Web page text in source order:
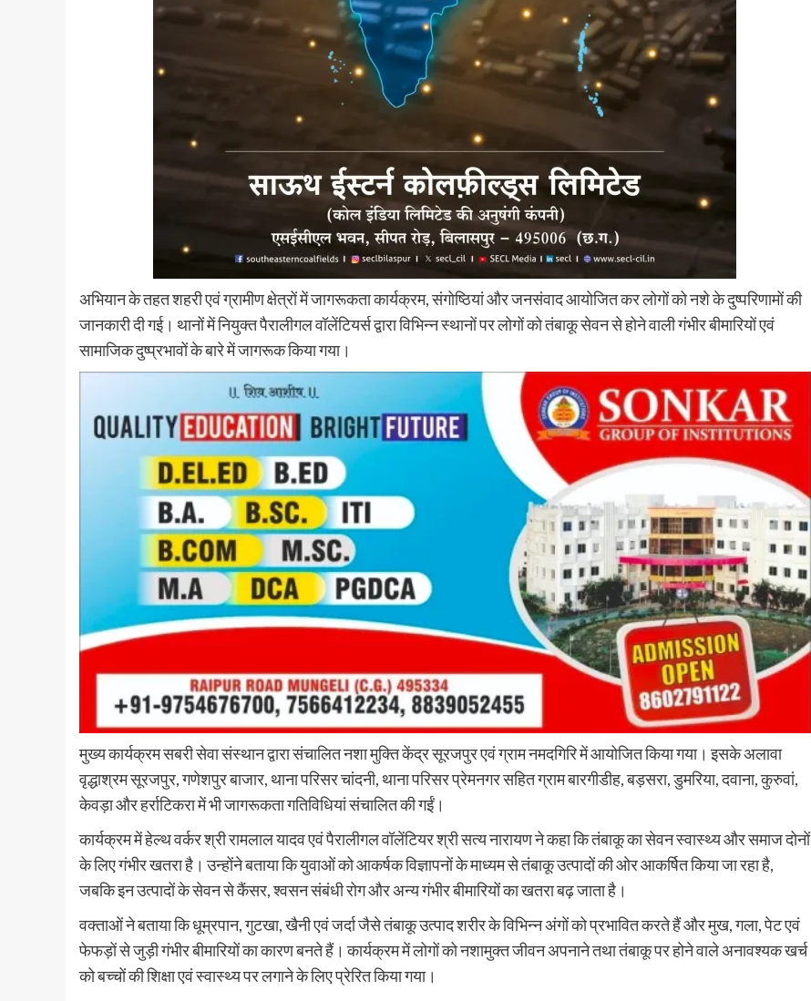
अभियान के तहत शहरी एवं ग्रामीण क्षेत्रों में जागरूकता कार्यक्रम, संगोष्ठियां और जनसंवाद आयोजित कर लोगों को नशे के दुष्परिणामों की
जानकारी दी गई। थानों में नियुक्त पैरालीगल वॉलेंटियर्स द्वारा विभिन्न स्थानों पर लोगों को तंबाकू सेवन से होने वाली गंभीर बीमारियों एवं
सामाजिक दुष्प्रभावों के बारे में जागरूक किया गया।
मुख्य कार्यक्रम सबरी सेवा संस्थान द्वारा संचालित नशा मुक्ति केंद्र सूरजपुर एवं ग्राम नमदगिरि में आयोजित किया गया। इसके अलावा
वृद्धाश्रम सूरजपुर, गणेशपुर बाजार, थाना परिसर चांदनी, थाना परिसर प्रेमनगर सहित ग्राम बारगीडीह, बड़सरा, डुमरिया, दवाना, कुरुवां,
केवड़ा और हर्राटिकरा में भी जागरूकता गतिविधियां संचालित की गईं।
कार्यक्रम में हेल्थ वर्कर श्री रामलाल यादव एवं पैरालीगल वॉलेंटियर श्री सत्य नारायण ने कहा कि तंबाकू का सेवन स्वास्थ्य और समाज दोनों
के लिए गंभीर खतरा है। उन्होंने बताया कि युवाओं को आकर्षक विज्ञापनों के माध्यम से तंबाकू उत्पादों की ओर आकर्षित किया जा रहा है,
जबकि इन उत्पादों के सेवन से कैंसर, श्वसन संबंधी रोग और अन्य गंभीर बीमारियों का खतरा बढ़ जाता है।
वक्ताओं ने बताया कि धूम्रपान, गुटखा, खैनी एवं जर्दा जैसे तंबाकू उत्पाद शरीर के विभिन्न अंगों को प्रभावित करते हैं और मुख, गला, पेट एवं
फेफड़ों से जुड़ी गंभीर बीमारियों का कारण बनते हैं। कार्यक्रम में लोगों को नशामुक्त जीवन अपनाने तथा तंबाकू पर होने वाले अनावश्यक खर्च
को बच्चों की शिक्षा एवं स्वास्थ्य पर लगाने के लिए प्रेरित किया गया।